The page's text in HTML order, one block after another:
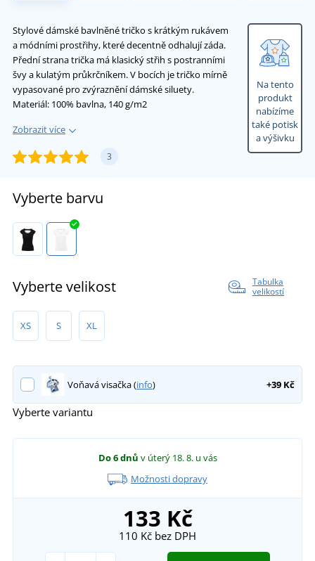
Stylové dámské bavlněné tričko s krátkým rukávem
a módními prostřihy, které decentně odhalují záda.
Přední strana trička má klasický střih s postranními
švy a kulatým průkrčníkem. V bocích je tričko mírně
vypasované pro zvýraznění dámské siluety.
Materiál: 100% bavlna, 140 g/m2
Zobrazit více
3
Na tento
produkt
nabízíme
také potisk
a výšivku
Vyberte barvu
Vyberte velikost
Tabulka
velikostí
XS S XL
Voňavá visačka (info) +39 Kč
Vyberte variantu
Do 6 dnů v úterý 18. 8. u vás
Možnosti dopravy
133 Kč
110 Kč bez DPH